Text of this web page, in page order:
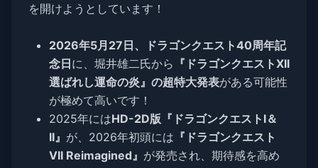
を開けようとしています！
2026年5月27日、ドラゴンクエスト40周年記
念日に、堀井雄二氏から 『ドラゴンクエストXII
選ばれし運命の炎』の超特大発表がある可能性
が極めて高いです！
2025年にはHD-2D版『ドラゴンクエストI＆
II』 が、2026年初頭には 『ドラゴンクエスト
VII Reimagined』 が発売され、期待感を高め